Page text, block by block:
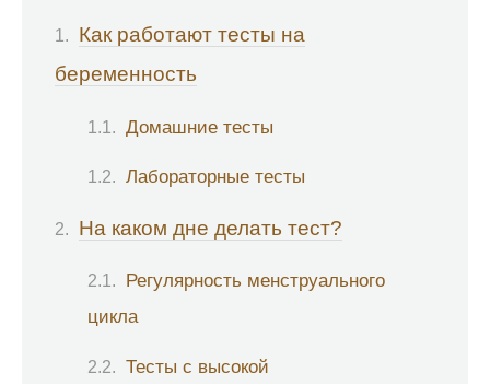
Как работают тесты на
беременность
Домашние тесты
Лабораторные тесты
На каком дне делать тест?
Регулярность менструального
цикла
Тесты с высокой